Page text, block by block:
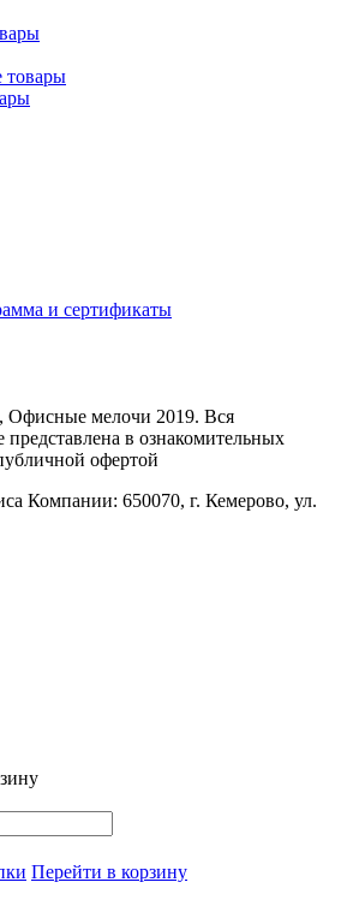
товары
и сертификаты
Офисные мелочи 2019. Вся
в ознакомительных
офертой
Компании: 650070, г. Кемерово, ул.
Перейти в корзину